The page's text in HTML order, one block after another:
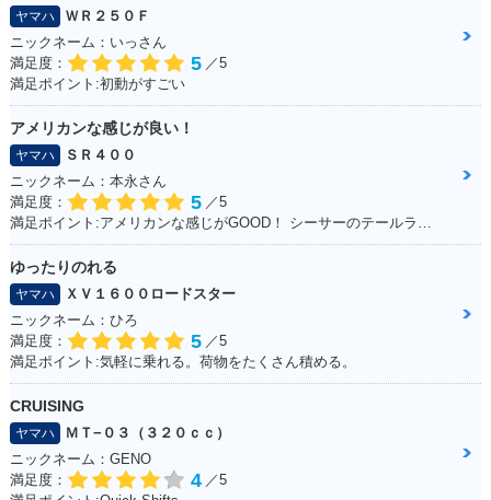
ヤマハ
ＷＲ２５０Ｆ
ニックネーム：いっさん
満足度：
5 ／5
満足ポイント:初動がすごい
アメリカンな感じが良い！
ヤマハ
ＳＲ４００
ニックネーム：本永さん
満足度：
5 ／5
満足ポイント:アメリカンな感じがGOOD！ シーサーのテールランプ！70年代のB級チョッパーハンドル！ ブラッドスタイルさんにカスタムしてもらったところすべて！
ゆったりのれる
ヤマハ
ＸＶ１６００ロードスター
ニックネーム：ひろ
満足度：
5 ／5
満足ポイント:気軽に乗れる。荷物をたくさん積める。
CRUISING
ヤマハ
ＭＴ−０３（３２０ｃｃ）
ニックネーム：GENO
満足度：
4 ／5